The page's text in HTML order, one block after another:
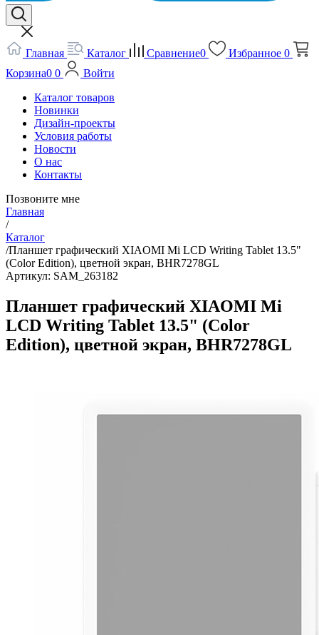
Главная Каталог Сравнение0 Избранное 0
Корзина0 0
Войти
Каталог товаров
Новинки
Дизайн-проекты
Условия работы
Новости
О нас
Контакты
Позвоните мне
Главная
/
Каталог
/Планшет графический XIAOMI Mi LCD Writing Tablet 13.5"
(Color Edition), цветной экран, BHR7278GL
Артикул: SAM_263182
Планшет графический XIAOMI Mi
LCD Writing Tablet 13.5" (Color
Edition), цветной экран, BHR7278GL